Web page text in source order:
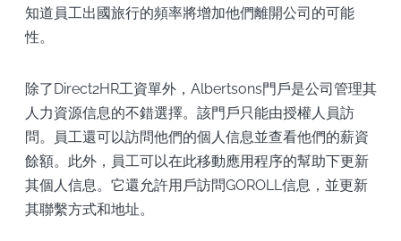
知道員工出國旅行的頻率將增加他們離開公司的可能
性。
除了Direct2HR工資單外，Albertsons門戶是公司管理其
人力資源信息的不錯選擇。該門戶只能由授權人員訪
問。員工還可以訪問他們的個人信息並查看他們的薪資
餘額。此外，員工可以在此移動應用程序的幫助下更新
其個人信息。它還允許用戶訪問GOROLL信息，並更新
其聯繫方式和地址。